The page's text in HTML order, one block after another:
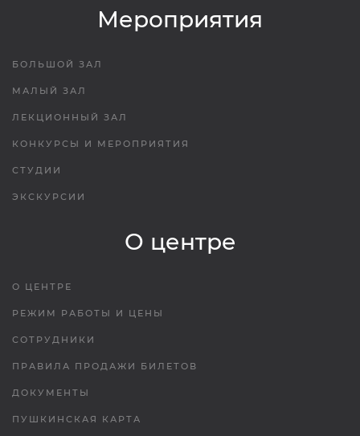
Мероприятия
БОЛЬШОЙ ЗАЛ
МАЛЫЙ ЗАЛ
ЛЕКЦИОННЫЙ ЗАЛ
КОНКУРСЫ И МЕРОПРИЯТИЯ
СТУДИИ
ЭКСКУРСИИ
О центре
О ЦЕНТРЕ
РЕЖИМ РАБОТЫ И ЦЕНЫ
СОТРУДНИКИ
ПРАВИЛА ПРОДАЖИ БИЛЕТОВ
ДОКУМЕНТЫ
ПУШКИНСКАЯ КАРТА